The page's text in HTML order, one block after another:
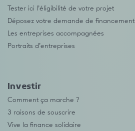
Tester ici l’éligibilité de votre projet
Déposez votre demande de financement
Les entreprises accompagnées
Portraits d’entreprises
Investir
Comment ça marche ?
3 raisons de souscrire
Vive la finance solidaire